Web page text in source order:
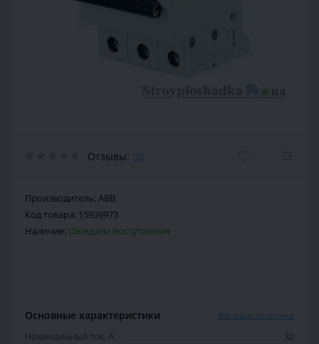
Отзывы: (0)
Производитель: ABB
Код товара: 15939973
Наличие: Ожидаем поступления
Основные характеристики Все характеристики
Номинальный ток, А:
32